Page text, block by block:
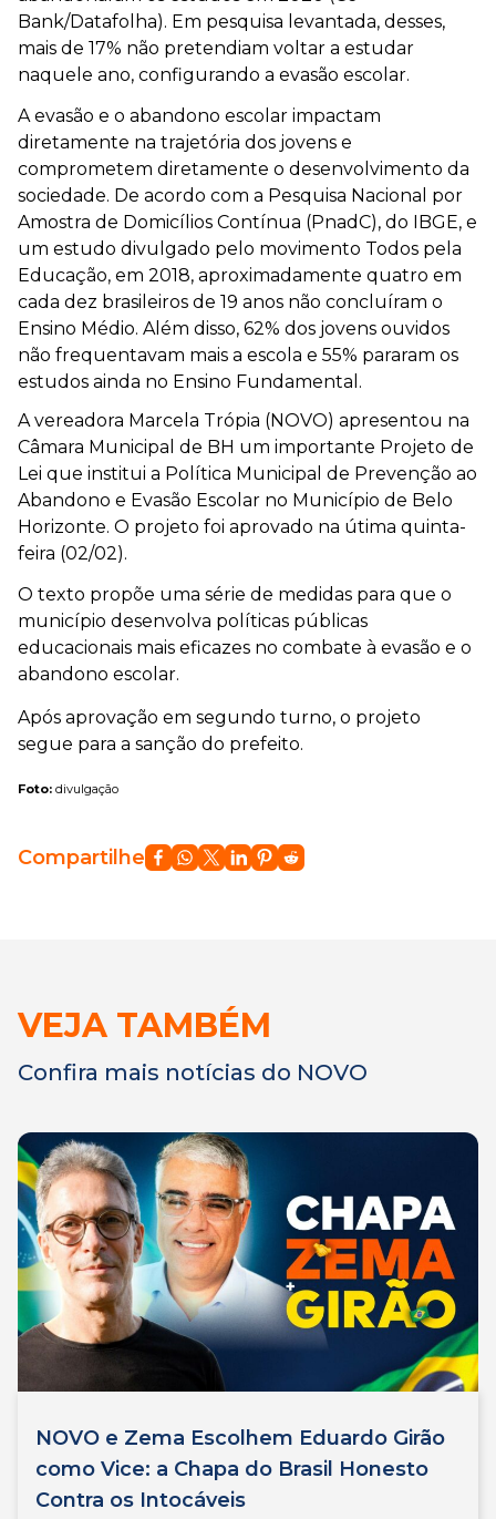
Bank/Datafolha). Em pesquisa levantada, desses,
mais de 17% não pretendiam voltar a estudar
naquele ano, configurando a evasão escolar.
A evasão e o abandono escolar impactam
diretamente na trajetória dos jovens e
comprometem diretamente o desenvolvimento da
sociedade. De acordo com a Pesquisa Nacional por
Amostra de Domicílios Contínua (PnadC), do IBGE, e
um estudo divulgado pelo movimento Todos pela
Educação, em 2018, aproximadamente quatro em
cada dez brasileiros de 19 anos não concluíram o
Ensino Médio. Além disso, 62% dos jovens ouvidos
não frequentavam mais a escola e 55% pararam os
estudos ainda no Ensino Fundamental.
A vereadora Marcela Trópia (NOVO) apresentou na
Câmara Municipal de BH um importante Projeto de
Lei que institui a Política Municipal de Prevenção ao
Abandono e Evasão Escolar no Município de Belo
Horizonte. O projeto foi aprovado na útima quinta-
feira (02/02).
O texto propõe uma série de medidas para que o
município desenvolva políticas públicas
educacionais mais eficazes no combate à evasão e o
abandono escolar.
Após aprovação em segundo turno, o projeto
segue para a sanção do prefeito.
Foto: divulgação
Compartilhe
VEJA TAMBÉM
Confira mais notícias do NOVO
NOVO e Zema Escolhem Eduardo Girão
como Vice: a Chapa do Brasil Honesto
Contra os Intocáveis